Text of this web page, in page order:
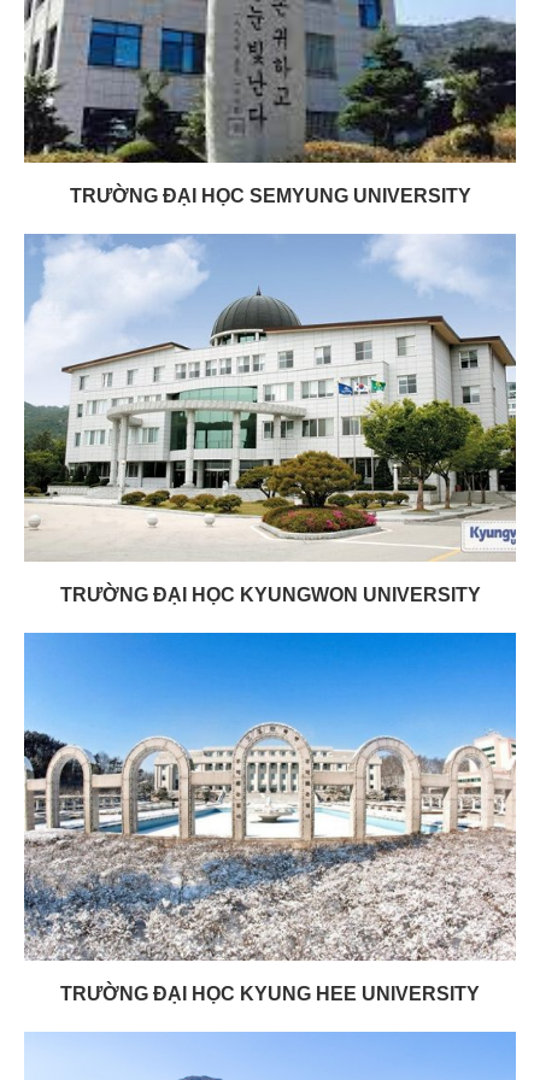
TRƯỜNG ĐẠI HỌC SEMYUNG UNIVERSITY
TRƯỜNG ĐẠI HỌC KYUNGWON UNIVERSITY
TRƯỜNG ĐẠI HỌC KYUNG HEE UNIVERSITY